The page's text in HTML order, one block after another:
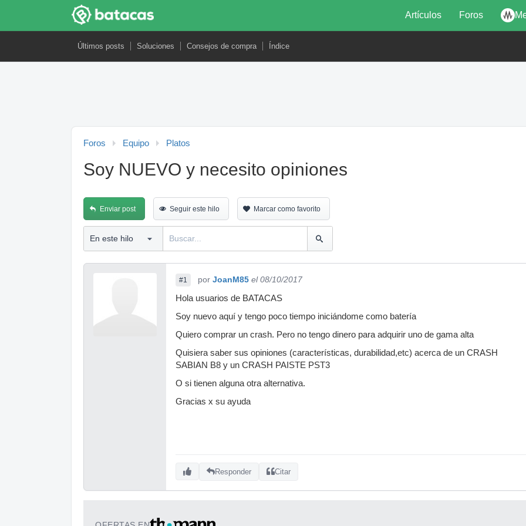
Artículos Foros
Últimos posts Soluciones Consejos de compra Índice
Foros Equipo Platos
Soy NUEVO y necesito opiniones
Enviar post Seguir este hilo Marcar como favorito
#1 por JoanM85 el 08/10/2017
Hola usuarios de BATACAS
Soy nuevo aquí y tengo poco tiempo iniciándome como batería
Quiero comprar un crash. Pero no tengo dinero para adquirir uno de gama alta
Quisiera saber sus opiniones (características, durabilidad,etc) acerca de un CRASH
SABIAN B8 y un CRASH PAISTE PST3
O si tienen alguna otra alternativa.
Gracias x su ayuda
Responder Citar